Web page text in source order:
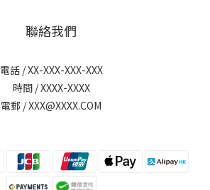
聯絡我們
電話 / XX-XXX-XXX-XXX
時間 / XXXX-XXXX
電郵 / XXX@XXXX.COM